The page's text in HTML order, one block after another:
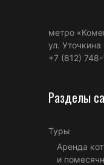
метро
ул. Уточкина
+7 (812)
Разделы
Туры
Аренда
и